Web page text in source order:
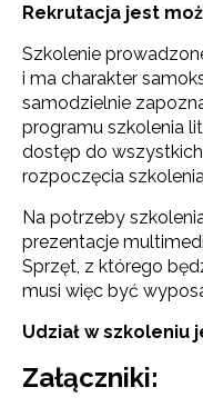
Rekrutacja jest
Szkolenie
i ma charakter
samodzielnie
programu szkolenia
dostęp do
rozpoczęcia
Na potrzeby
prezentacje
Sprzęt, z którego
musi więc być
Udział w szkoleniu
Załączniki: